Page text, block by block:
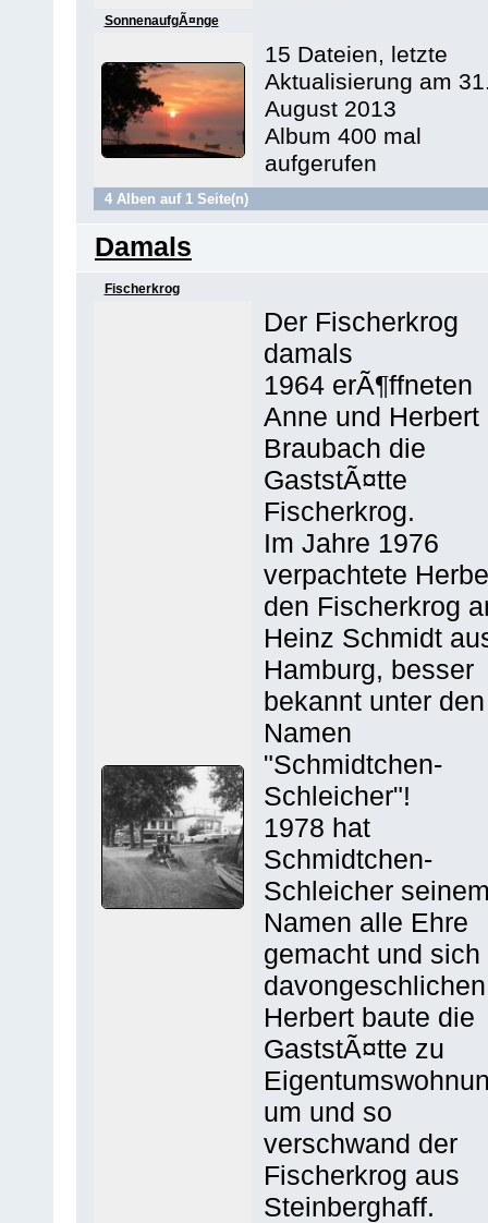
SonnenaufgÃ¤nge
15 Dateien, letzte
Aktualisierung am
August 2013
Album 400 mal
aufgerufen
4 Alben auf 1 Seite(n)
Damals
Fischerkrog
Der Fischerkrog
damals
1964 erÃ¶ffneten
Anne und Herbert
Braubach die
GaststÃ¤tte
Fischerkrog.
Im Jahre 1976
verpachtete
den Fischerkrog
Heinz Schmidt
Hamburg, besser
bekannt unter den
Namen
"Schmidtchen-
Schleicher"!
1978 hat
Schmidtchen-
Schleicher
Namen alle Ehre
gemacht und sich
Herbert baute die
GaststÃ¤tte zu
um und so
verschwand der
Fischerkrog aus
Steinberghaff.